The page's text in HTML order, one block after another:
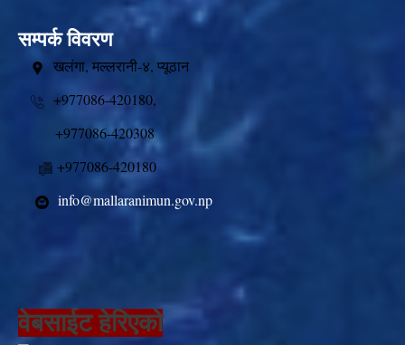
सम्पर्क विवरण
खलंगा, मल्लरानी-४, प्यूठान
+977086-420180,
+977086-420308
+977086-420180
info@mallaranimun.gov.np
वेबसाईट हेरिएको